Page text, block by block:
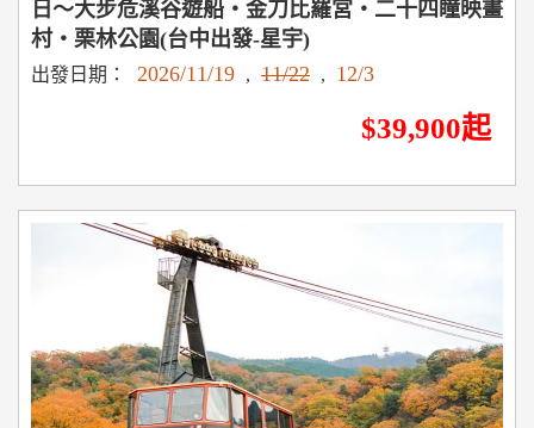
日～大步危溪谷遊船‧金刀比羅宮‧二十四瞳映畫
村‧栗林公園(台中出發-星宇)
出發日期： 2026/11/19 , 11/22 , 12/3
$39,900起